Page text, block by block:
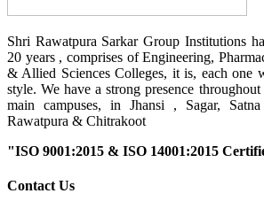
Shri Rawatpura Sarkar Group Institutions
20 years , comprises of Engineering,
& Allied Sciences Colleges, it is, each one
style. We have a strong presence
main campuses, in Jhansi , Sagar,
Rawatpura & Chitrakoot
"ISO 9001:2015 & ISO 14001:2015
Contact Us